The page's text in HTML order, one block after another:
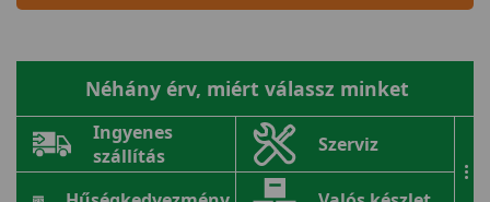
Néhány érv, miért válassz minket
Ingyenes
szállítás
Szerviz
...